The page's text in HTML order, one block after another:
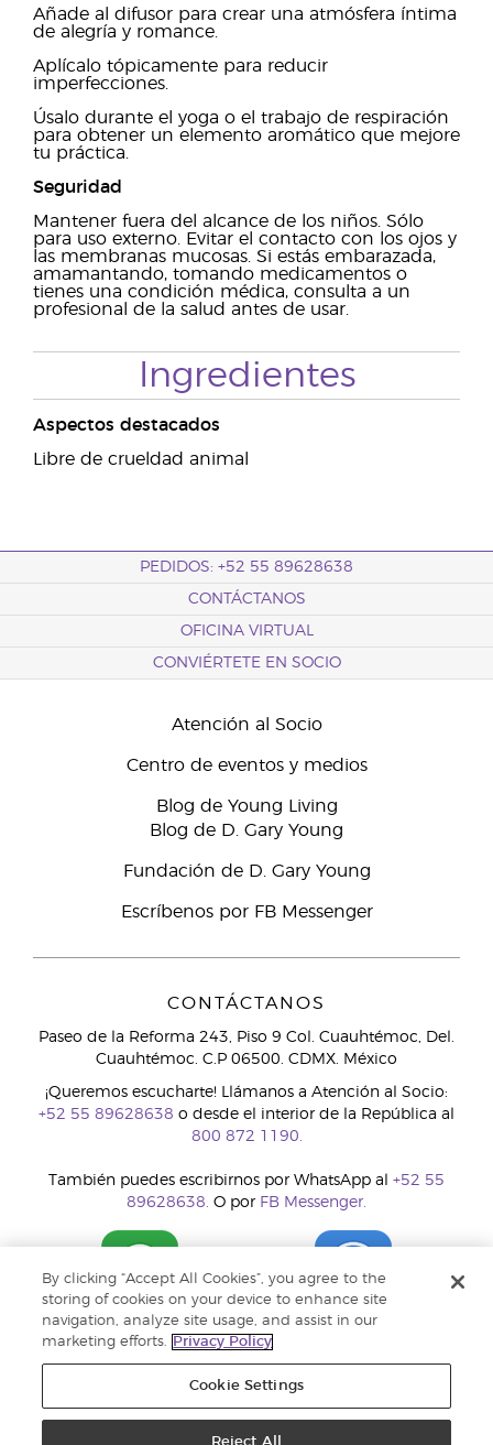
Añade al difusor para crear una atmósfera íntima
de alegría y romance.
Aplícalo tópicamente para reducir
imperfecciones.
Úsalo durante el yoga o el trabajo de respiración
para obtener un elemento aromático que mejore
tu práctica.
Seguridad
Mantener fuera del alcance de los niños. Sólo
para uso externo. Evitar el contacto con los ojos y
las membranas mucosas. Si estás embarazada,
amamantando, tomando medicamentos o
tienes una condición médica, consulta a un
profesional de la salud antes de usar.
Ingredientes
Aspectos destacados
Libre de crueldad animal
PEDIDOS: +52 55 89628638
CONTÁCTANOS
OFICINA VIRTUAL
CONVIÉRTETE EN SOCIO
Atención al Socio
Centro de eventos y medios
Blog de Young Living
Blog de D. Gary Young
Fundación de D. Gary Young
Escríbenos por FB Messenger
CONTÁCTANOS
Paseo de la Reforma 243, Piso 9 Col. Cuauhtémoc, Del.
Cuauhtémoc. C.P 06500. CDMX. México
¡Queremos escucharte! Llámanos a Atención al Socio:
+52 55 89628638 o desde el interior de la República al
800 872 1190.
También puedes escribirnos por WhatsApp al +52 55
89628638. O por FB Messenger.
By clicking “Accept All Cookies”, you agree to the
storing of cookies on your device to enhance site
navigation, analyze site usage, and assist in our
marketing efforts.
Privacy Policy
Cookie Settings